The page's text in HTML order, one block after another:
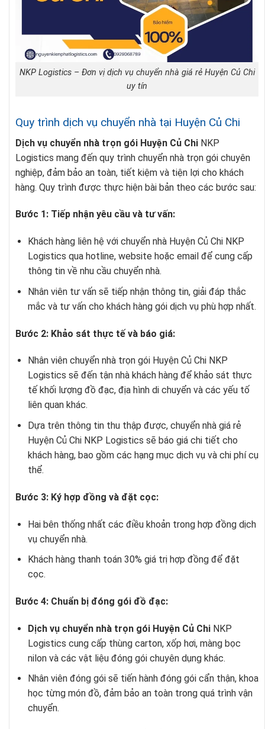
NKP Logistics – Đơn vị dịch vụ chuyển nhà giá rẻ Huyện Củ Chi
uy tín
Quy trình dịch vụ chuyển nhà tại Huyện Củ Chi
Dịch vụ chuyển nhà trọn gói Huyện Củ Chi NKP
Logistics mang đến quy trình chuyển nhà trọn gói chuyên
nghiệp, đảm bảo an toàn, tiết kiệm và tiện lợi cho khách
hàng. Quy trình được thực hiện bài bản theo các bước sau:
Bước 1: Tiếp nhận yêu cầu và tư vấn:
Khách hàng liên hệ với chuyển nhà Huyện Củ Chi NKP
Logistics qua hotline, website hoặc email để cung cấp
thông tin về nhu cầu chuyển nhà.
Nhân viên tư vấn sẽ tiếp nhận thông tin, giải đáp thắc
mắc và tư vấn cho khách hàng gói dịch vụ phù hợp nhất.
Bước 2: Khảo sát thực tế và báo giá:
Nhân viên chuyển nhà trọn gói Huyện Củ Chi NKP
Logistics sẽ đến tận nhà khách hàng để khảo sát thực
tế khối lượng đồ đạc, địa hình di chuyển và các yếu tố
liên quan khác.
Dựa trên thông tin thu thập được, chuyển nhà giá rẻ
Huyện Củ Chi NKP Logistics sẽ báo giá chi tiết cho
khách hàng, bao gồm các hạng mục dịch vụ và chi phí cụ
thể.
Bước 3: Ký hợp đồng và đặt cọc:
Hai bên thống nhất các điều khoản trong hợp đồng dịch
vụ chuyển nhà.
Khách hàng thanh toán 30% giá trị hợp đồng để đặt
cọc.
Bước 4: Chuẩn bị đóng gói đồ đạc:
Dịch vụ chuyển nhà trọn gói Huyện Củ Chi NKP
Logistics cung cấp thùng carton, xốp hơi, màng bọc
nilon và các vật liệu đóng gói chuyên dụng khác.
Nhân viên đóng gói sẽ tiến hành đóng gói cẩn thận, khoa
học từng món đồ, đảm bảo an toàn trong quá trình vận
chuyển.